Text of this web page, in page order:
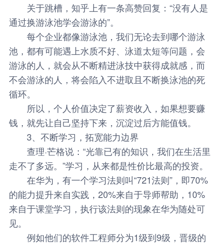
关于跳槽，知乎上有一条高赞回复：“没有人是
通过换游泳池学会游泳的”。
每个企业都像游泳池，我们无论去到哪个游泳
池，都有可能遇上水质不好、泳道太短等问题，会
游泳的人，就会从不断精进泳技中获得成就感，而
不会游泳的人，将会陷入不进取且不断换泳池的死
循环。
所以，个人价值决定了薪资收入，如果想要赚
钱，就先让自己坚持下来，沉淀过后方能值钱。
3、不断学习，拓宽能力边界
查理·芒格说：“光靠已有的知识，我们在生活里
走不了多远。”学习，从来都是性价比最高的投资。
在华为，有一个学习法则叫“721法则”，即70%
的能力提升来自实践，20%来自于导师帮助，10%
来自于课堂学习，执行该法则的现象在华为随处可
见。
例如他们的软件工程师分为1级到9级，晋级的